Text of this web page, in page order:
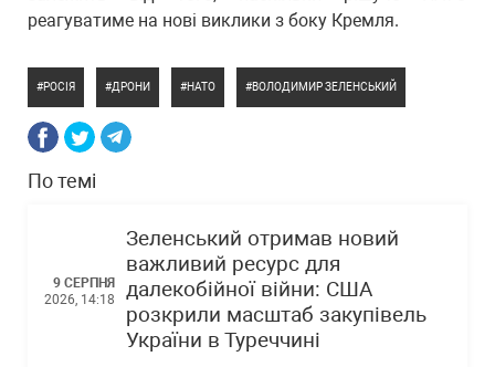
реагуватиме на нові виклики з боку Кремля.
РОСІЯ ДРОНИ НАТО ВОЛОДИМИР ЗЕЛЕНСЬКИЙ
По темі
9 СЕРПНЯ
2026, 14:18
Зеленський отримав новий
важливий ресурс для
далекобійної війни: США
розкрили масштаб закупівель
України в Туреччині